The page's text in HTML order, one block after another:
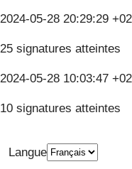
2024-05-28 20:29:29
25 signatures atteintes
2024-05-28 10:03:47
10 signatures atteintes
Langue